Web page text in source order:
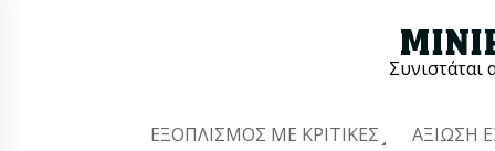
Συνιστάται
ΕΞΟΠΛΙΣΜΌΣ ΜΕ ΚΡΙΤΙΚΈΣ ΑΞΊΩΣΗ